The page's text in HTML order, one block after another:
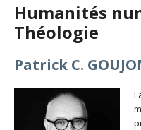
Humanités
Théologie
Patrick C.